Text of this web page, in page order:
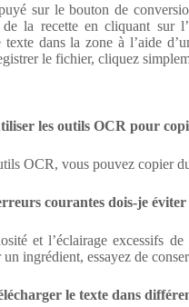
sur le bouton de
la recette en cliquant sur
texte dans la zone à l’aide
le fichier, cliquez
les outils OCR pour
OCR, vous pouvez copier
courantes dois-je éviter
et l’éclairage excessifs
ingrédient, essayez de
le texte dans